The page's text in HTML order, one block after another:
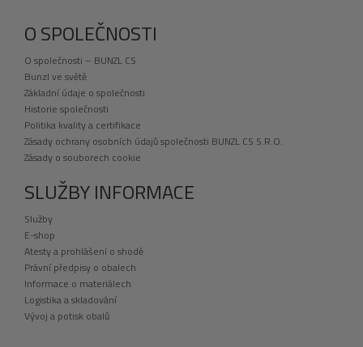
O SPOLEČNOSTI
O společnosti – BUNZL CS
Bunzl ve světě
Základní údaje o společnosti
Historie společnosti
Politika kvality a certifikace
Zásady ochrany osobních údajů společnosti BUNZL CS S.R.O.
Zásady o souborech cookie
SLUŽBY INFORMACE
Služby
E-shop
Atesty a prohlášení o shodě
Právní předpisy o obalech
Informace o materiálech
Logistika a skladování
Vývoj a potisk obalů